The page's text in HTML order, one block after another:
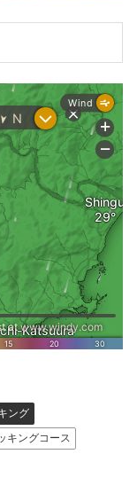
ング
キングコース